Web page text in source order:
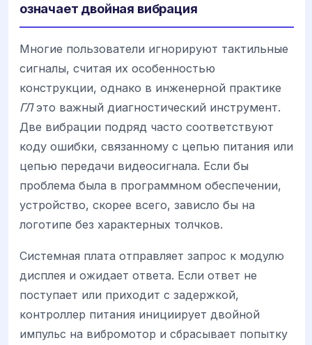
означает двойная вибрация
Многие пользователи игнорируют тактильные
сигналы, считая их особенностью
конструкции, однако в инженерной практике
ГЛэто важный диагностический инструмент.
Две вибрации подряд часто соответствуют
коду ошибки, связанному с цепью питания или
цепью передачи видеосигнала. Если бы
проблема была в программном обеспечении,
устройство, скорее всего, зависло бы на
логотипе без характерных толчков.
Системная плата отправляет запрос к модулю
дисплея и ожидает ответа. Если ответ не
поступает или приходит с задержкой,
контроллер питания инициирует двойной
импульс на вибромотор и сбрасывает попытку